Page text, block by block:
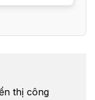
thị công